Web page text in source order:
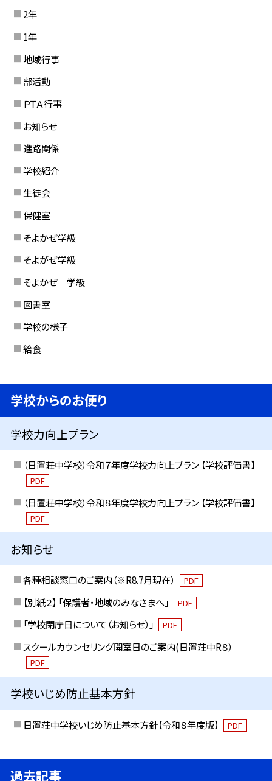
2年
1年
地域行事
部活動
ＰＴＡ行事
お知らせ
進路関係
学校紹介
生徒会
保健室
そよかぜ学級
そよがぜ学級
そよかぜ 学級
図書室
学校の様子
給食
学校からのお便り
学校力向上プラン
（日置荘中学校）令和７年度学校力向上プラン 【学校評価書】
PDF
（日置荘中学校）令和８年度学校力向上プラン 【学校評価書】
PDF
お知らせ
各種相談窓口のご案内（※R8.7月現在） PDF
【別紙２】 「保護者・地域のみなさまへ」 PDF
「学校閉庁日について（お知らせ）」 PDF
スクールカウンセリング開室日のご案内(日置荘中R８）
PDF
学校いじめ防止基本方針
日置荘中学校いじめ防止基本方針【令和８年度版】 PDF
過去記事